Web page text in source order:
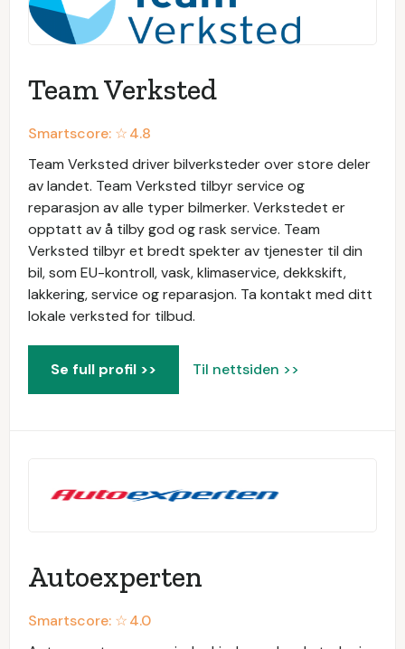
Team Verksted
Smartscore: ☆4.8
Team Verksted driver bilverksteder over store deler
av landet. Team Verksted tilbyr service og
reparasjon av alle typer bilmerker. Verkstedet er
opptatt av å tilby god og rask service. Team
Verksted tilbyr et bredt spekter av tjenester til din
bil, som EU-kontroll, vask, klimaservice, dekkskift,
lakkering, service og reparasjon. Ta kontakt med ditt
lokale verksted for tilbud.
Se full profil >> Til nettsiden >>
Autoexperten
Smartscore: ☆4.0